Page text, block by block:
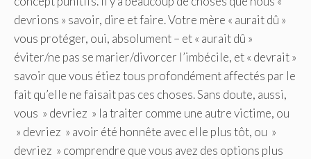
devrions » savoir, dire et faire. Votre mère « aurait dû »
vous protéger, oui, absolument – et « aurait dû »
éviter/ne pas se marier/divorcer l’imbécile, et « devrait »
savoir que vous étiez tous profondément affectés par le
fait qu’elle ne faisait pas ces choses. Sans doute, aussi,
vous » devriez » la traiter comme une autre victime, ou
» devriez » avoir été honnête avec elle plus tôt, ou »
devriez » comprendre que vous avez des options plus